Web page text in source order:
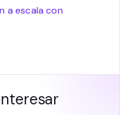
a escala con